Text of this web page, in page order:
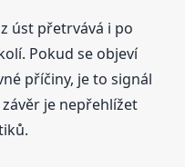
úst přetrvává i po
Pokud se objeví
příčiny, je to signál
je nepřehlížet